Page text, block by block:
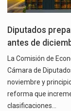
Diputados
antes de
La Comisión de
Cámara de
noviembre y
reforma que
clasificaciones…